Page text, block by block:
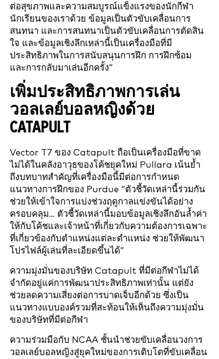
ต่อสุขภาพและความสมบูรณ์แข็งแรงของนักกีฬา
นักเรียนของเราด้วย ข้อมูลเป็นตัวขับเคลื่อนการ
สนทนา และการสนทนาเป็นตัวขับเคลื่อนการตัดสิน
ใจ และข้อมูลเชิงลึกเหล่านี้เป็นเครื่องมือที่มี
ประสิทธิภาพในการสนับสนุนการฝึก การฝึกซ้อม
และการกลับมาเล่นอีกครั้ง”
เพิ่มประสิทธิภาพการเล่น
วอลเลย์บอลหญิงด้วย
CATAPULT
Vector T7 ของ Catapult ถือเป็นเครื่องมือที่ขาด
ไม่ได้ในคลังอาวุธของโค้ชยุคใหม่ Pullara เน้นย้ำ
ถึงบทบาทสำคัญที่เครื่องมือนี้มีต่อการกำหนด
แนวทางการฝึกของ Purdue “ตัวชี้วัดเหล่านี้ร่วมกัน
ช่วยให้เข้าใจการแบ่งช่วงฤดูกาลแข่งขันได้อย่าง
ครอบคลุม... ตัวชี้วัดเหล่านี้มอบข้อมูลเชิงลึกอันล้ำค่า
ให้กับโค้ชและเจ้าหน้าที่เกี่ยวกับความต้องการเฉพาะ
ที่เกี่ยวข้องกับตำแหน่งแต่ละตำแหน่ง ช่วยให้พัฒนา
โปรไฟล์ผู้เล่นที่ละเอียดขึ้นได้”
ความมุ่งมั่นของบริษัท Catapult ที่มีต่อกีฬาไม่ได้
จำกัดอยู่แค่การพัฒนาประสิทธิภาพเท่านั้น แต่ยัง
ช่วยลดความเสี่ยงต่อการบาดเจ็บอีกด้วย ซึ่งเป็น
แนวทางแบบองค์รวมที่สะท้อนให้เห็นถึงความมุ่งมั่น
ของบริษัทที่มีต่อกีฬา
ความร่วมมือกับ NCAA ชั้นนำช่วยขับเคลื่อนวงการ
วอลเลย์บอลหญิงสู่ยุคใหม่ของการเติบโตที่ขับเคลื่อน